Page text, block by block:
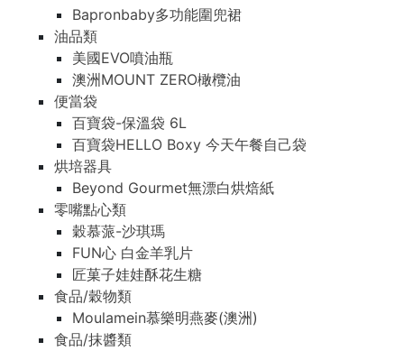
Bapronbaby多功能圍兜裙
油品類
美國EVO噴油瓶
澳洲MOUNT ZERO橄欖油
便當袋
百寶袋-保溫袋 6L
百寶袋HELLO Boxy 今天午餐自己袋
烘培器具
Beyond Gourmet無漂白烘焙紙
零嘴點心類
穀慕蒎-沙琪瑪
FUN心 白金羊乳片
匠菓子娃娃酥花生糖
食品/穀物類
Moulamein慕樂明燕麥(澳洲)
食品/抹醬類